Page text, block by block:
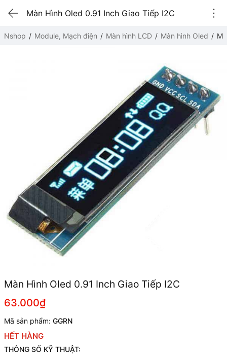
Màn Hình Oled 0.91 Inch Giao Tiếp I2C
Nshop Module, Mạch điện Màn hình LCD Màn hình Oled
Màn Hình Oled 0.91 Inch Giao Tiếp I2C
63.000₫
Mã sản phẩm: GGRN
HẾT HÀNG
THÔNG SỐ KỸ THUẬT: